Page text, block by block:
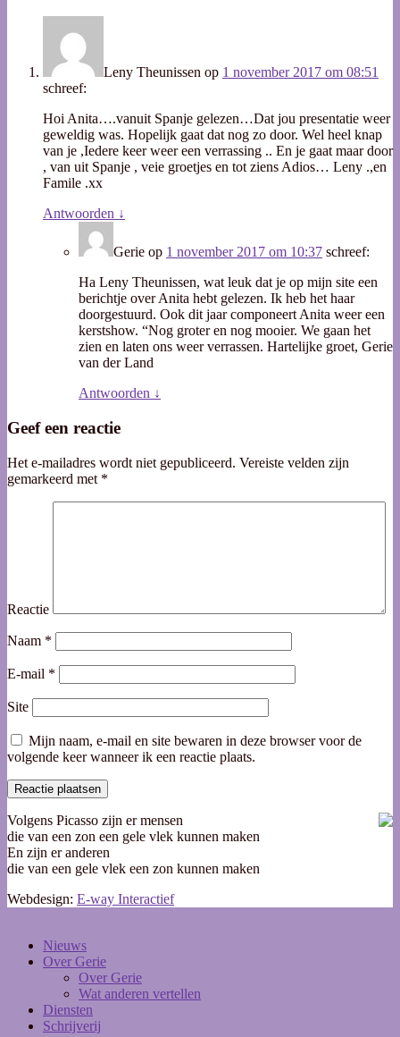
Leny Theunissen op 1 november 2017 om 08:51
schreef:
Hoi Anita….vanuit Spanje gelezen…Dat jou presentatie weer
geweldig was. Hopelijk gaat dat nog zo door. Wel heel knap
van je ,Iedere keer weer een verrassing .. En je gaat maar door
, van uit Spanje , veie groetjes en tot ziens Adios… Leny .,en
Famile .xx
Antwoorden ↓
Gerie op 1 november 2017 om 10:37 schreef:
Ha Leny Theunissen, wat leuk dat je op mijn site een
berichtje over Anita hebt gelezen. Ik heb het haar
doorgestuurd. Ook dit jaar componeert Anita weer een
kerstshow. “Nog groter en nog mooier. We gaan het
zien en laten ons weer verrassen. Hartelijke groet, Gerie
van der Land
Antwoorden ↓
Geef een reactie
Het e-mailadres wordt niet gepubliceerd. Vereiste velden zijn
gemarkeerd met *
Reactie
Naam *
E-mail *
Site
Mijn naam, e-mail en site bewaren in deze browser voor de
volgende keer wanneer ik een reactie plaats.
Volgens Picasso zijn er mensen
die van een zon een gele vlek kunnen maken
En zijn er anderen
die van een gele vlek een zon kunnen maken
Webdesign: E-way Interactief
Nieuws
Over Gerie
Over Gerie
Wat anderen vertellen
Diensten
Schrijverij